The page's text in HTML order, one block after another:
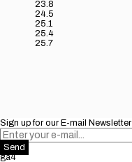
23.8
24.5
25.1
25.4
25.7
Sign up for our E-mail Newsletter
Send
ga4